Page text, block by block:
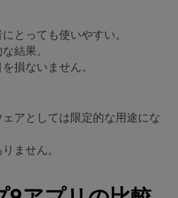
とっても使いやすい。
結果。
損ないません。
ェアとしては限定的な用途にな
ません。